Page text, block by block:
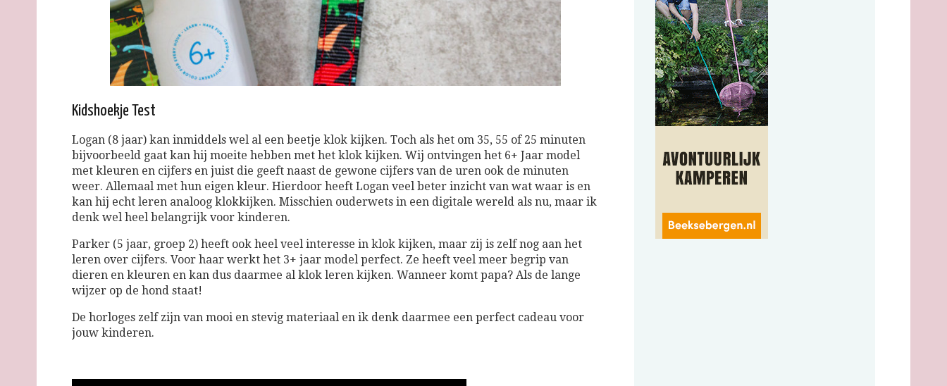
Kidshoekje Test
Logan (8 jaar) kan inmiddels wel al een beetje klok kijken. Toch als het om 35, 55 of 25 minuten
bijvoorbeeld gaat kan hij moeite hebben met het klok kijken. Wij ontvingen het 6+ Jaar model
met kleuren en cijfers en juist die geeft naast de gewone cijfers van de uren ook de minuten
weer. Allemaal met hun eigen kleur. Hierdoor heeft Logan veel beter inzicht van wat waar is en
kan hij echt leren analoog klokkijken. Misschien ouderwets in een digitale wereld als nu, maar ik
denk wel heel belangrijk voor kinderen.
Parker (5 jaar, groep 2) heeft ook heel veel interesse in klok kijken, maar zij is zelf nog aan het
leren over cijfers. Voor haar werkt het 3+ jaar model perfect. Ze heeft veel meer begrip van
dieren en kleuren en kan dus daarmee al klok leren kijken. Wanneer komt papa? Als de lange
wijzer op de hond staat!
De horloges zelf zijn van mooi en stevig materiaal en ik denk daarmee een perfect cadeau voor
jouw kinderen.